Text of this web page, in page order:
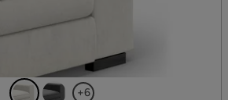
+6